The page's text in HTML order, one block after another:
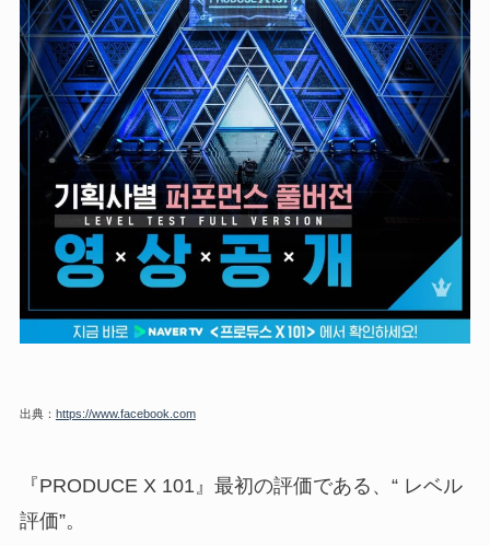
出典： https://www.facebook.com
『PRODUCE X 101』最初の評価である、“ レベル
評価”。